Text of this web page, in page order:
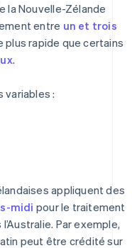
la Nouvelle-Zélande
entre un et trois
plus rapide que certains
.
variables :
appliquent des
midi pour le traitement
Par exemple,
peut être crédité sur